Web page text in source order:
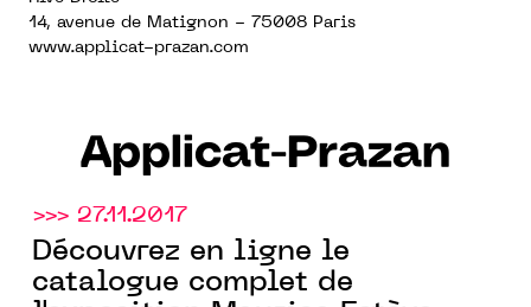
14, avenue de Matignon - 75008 Paris
www.applicat-prazan.com
Applicat-Prazan
>>> 27.11.2017
Découvrez en ligne le
catalogue complet de